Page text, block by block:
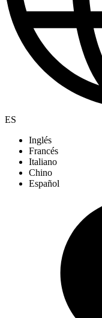
ES
Inglés
Francés
Italiano
Chino
Español